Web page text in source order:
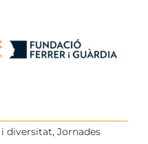
diversitat, Jornades